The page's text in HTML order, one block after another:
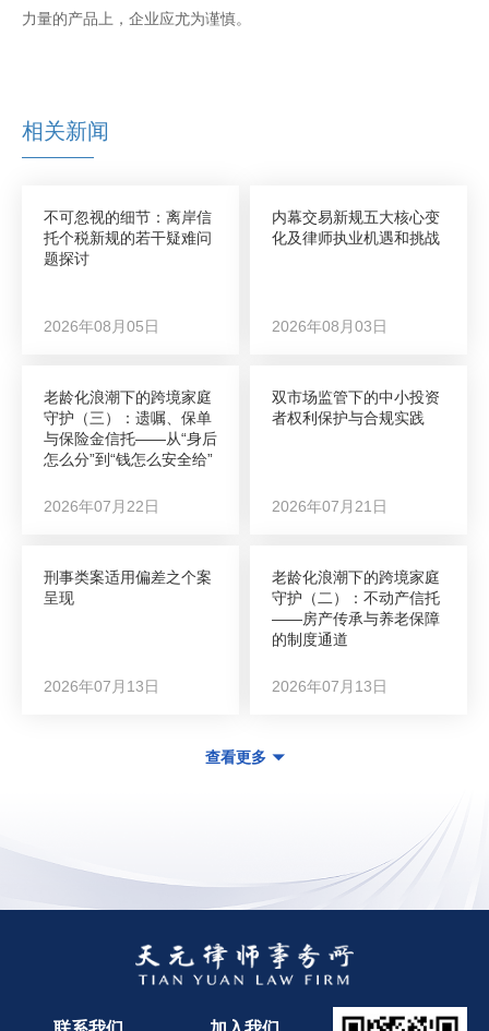
力量的产品上，企业应尤为谨慎。
相关新闻
不可忽视的细节：离岸信
托个税新规的若干疑难问
题探讨
2026年08月05日
内幕交易新规五大核心变
化及律师执业机遇和挑战
2026年08月03日
老龄化浪潮下的跨境家庭
守护（三）：遗嘱、保单
与保险金信托——从“身后
怎么分”到“钱怎么安全给”
2026年07月22日
双市场监管下的中小投资
者权利保护与合规实践
2026年07月21日
刑事类案适用偏差之个案
呈现
2026年07月13日
老龄化浪潮下的跨境家庭
守护（二）：不动产信托
——房产传承与养老保障
的制度通道
2026年07月13日
查看更多